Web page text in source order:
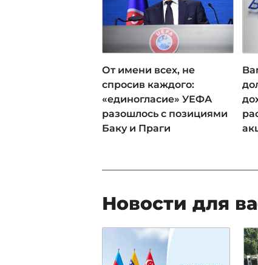
От имени всех, не
спросив каждого:
«единогласие» УЕФА
разошлось с позициями
Баку и Праги
Новости для